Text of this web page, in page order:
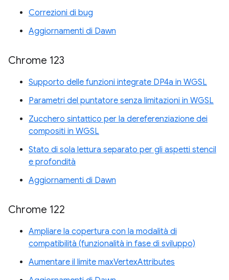
Correzioni di bug
Aggiornamenti di Dawn
Chrome 123
Supporto delle funzioni integrate DP4a in WGSL
Parametri del puntatore senza limitazioni in WGSL
Zucchero sintattico per la dereferenziazione dei
compositi in WGSL
Stato di sola lettura separato per gli aspetti stencil
e profondità
Aggiornamenti di Dawn
Chrome 122
Ampliare la copertura con la modalità di
compatibilità (funzionalità in fase di sviluppo)
Aumentare il limite maxVertexAttributes